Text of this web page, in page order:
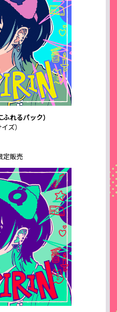
れるパック）
ズ）
定販売